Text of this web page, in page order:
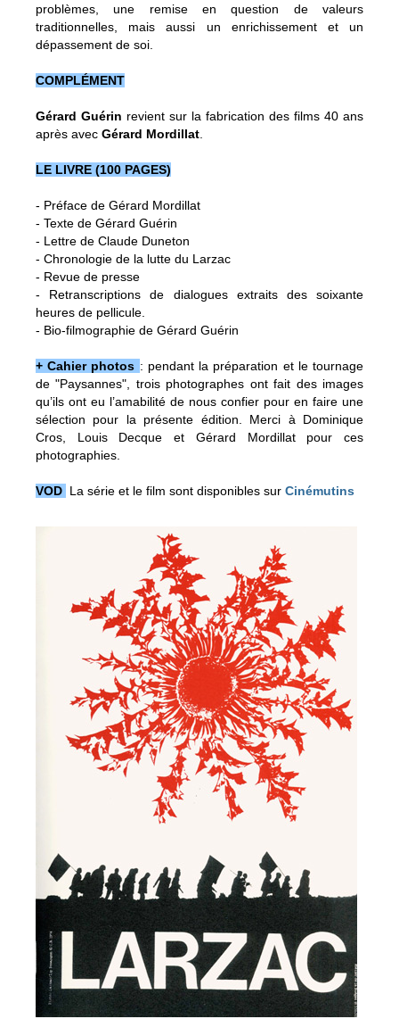
problèmes, une remise en question de valeurs
traditionnelles, mais aussi un enrichissement et un
dépassement de soi.
COMPLÉMENT
Gérard Guérin revient sur la fabrication des films 40 ans
après avec Gérard Mordillat
LE LIVRE (100 PAGES)
- Préface de Gérard Mordillat
- Texte de Gérard Guérin
- Lettre de Claude Duneton
- Chronologie de la lutte du Larzac
- Revue de presse
- Retranscriptions de dialogues extraits des soixante
heures de pellicule.
- Bio-filmographie de Gérard Guérin
+ Cahier photos : pendant la préparation et le tournage
de "Paysannes", trois photographes ont fait des images
qu’ils ont eu l’amabilité de nous confier pour en faire une
sélection pour la présente édition. Merci à Dominique
Cros, Louis Decque et Gérard Mordillat pour ces
photographies.
VOD La série et le film sont disponibles sur Cinémutins